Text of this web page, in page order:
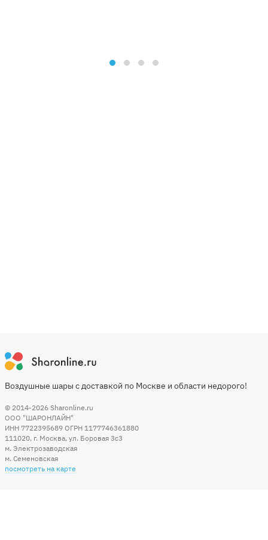
Воздушные шары с доставкой по Москве и области недорого!
© 2014-2026 Sharonline.ru
ООО "ШАРОНЛАЙН"
ИНН 7722395689 ОГРН 1177746361880
111020, г. Москва, ул. Боровая 3c3
м. Электрозаводская
м. Семеновская
посмотреть на карте